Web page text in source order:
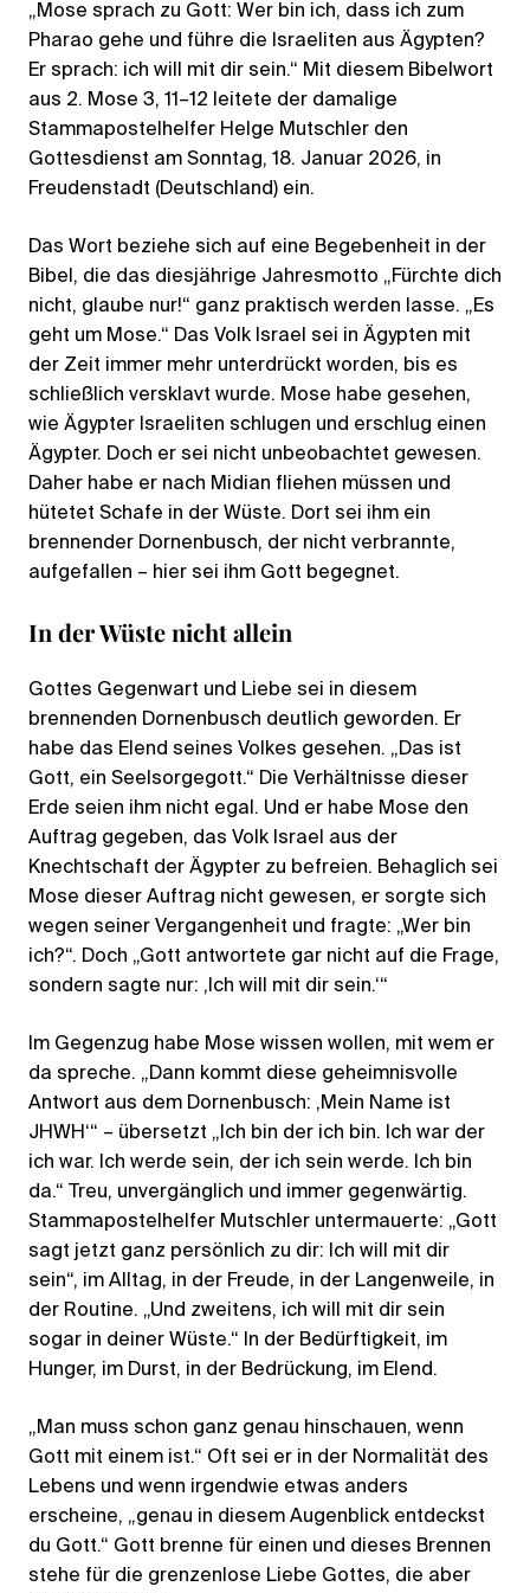
„Mose sprach zu Gott: Wer bin ich, dass ich zum
Pharao gehe und führe die Israeliten aus Ägypten?
Er sprach: ich will mit dir sein.“ Mit diesem Bibelwort
aus 2. Mose 3, 11–12 leitete der damalige
Stammapostelhelfer Helge Mutschler den
Gottesdienst am Sonntag, 18. Januar 2026, in
Freudenstadt (Deutschland) ein.
Das Wort beziehe sich auf eine Begebenheit in der
Bibel, die das diesjährige Jahresmotto „Fürchte dich
nicht, glaube nur!“ ganz praktisch werden lasse. „Es
geht um Mose.“ Das Volk Israel sei in Ägypten mit
der Zeit immer mehr unterdrückt worden, bis es
schließlich versklavt wurde. Mose habe gesehen,
wie Ägypter Israeliten schlugen und erschlug einen
Ägypter. Doch er sei nicht unbeobachtet gewesen.
Daher habe er nach Midian fliehen müssen und
hütetet Schafe in der Wüste. Dort sei ihm ein
brennender Dornenbusch, der nicht verbrannte,
aufgefallen – hier sei ihm Gott begegnet.
In der Wüste nicht allein
Gottes Gegenwart und Liebe sei in diesem
brennenden Dornenbusch deutlich geworden. Er
habe das Elend seines Volkes gesehen. „Das ist
Gott, ein Seelsorgegott.“ Die Verhältnisse dieser
Erde seien ihm nicht egal. Und er habe Mose den
Auftrag gegeben, das Volk Israel aus der
Knechtschaft der Ägypter zu befreien. Behaglich sei
Mose dieser Auftrag nicht gewesen, er sorgte sich
wegen seiner Vergangenheit und fragte: „Wer bin
ich?“. Doch „Gott antwortete gar nicht auf die Frage,
sondern sagte nur: ‚Ich will mit dir sein.‘“
Im Gegenzug habe Mose wissen wollen, mit wem er
da spreche. „Dann kommt diese geheimnisvolle
Antwort aus dem Dornenbusch: ‚Mein Name ist
JHWH‘“ – übersetzt „Ich bin der ich bin. Ich war der
ich war. Ich werde sein, der ich sein werde. Ich bin
da.“ Treu, unvergänglich und immer gegenwärtig.
Stammapostelhelfer Mutschler untermauerte: „Gott
sagt jetzt ganz persönlich zu dir: Ich will mit dir
sein“, im Alltag, in der Freude, in der Langenweile, in
der Routine. „Und zweitens, ich will mit dir sein
sogar in deiner Wüste.“ In der Bedürftigkeit, im
Hunger, im Durst, in der Bedrückung, im Elend.
„Man muss schon ganz genau hinschauen, wenn
Gott mit einem ist.“ Oft sei er in der Normalität des
Lebens und wenn irgendwie etwas anders
erscheine, „genau in diesem Augenblick entdeckst
du Gott.“ Gott brenne für einen und dieses Brennen
stehe für die grenzenlose Liebe Gottes, die aber